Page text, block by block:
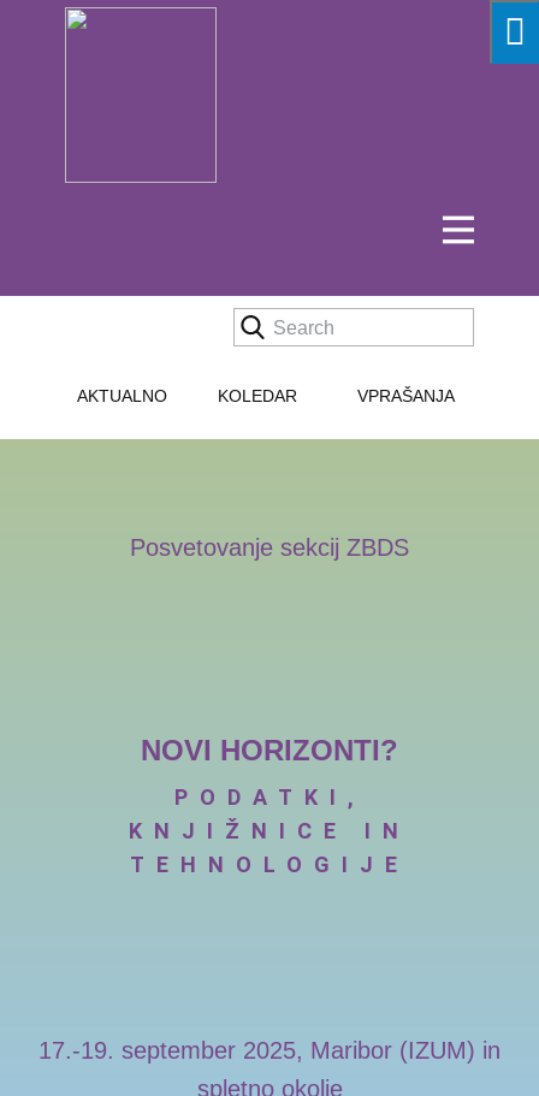
AKTUALNO KOLEDAR VPRAŠANJA
Posvetovanje sekcij ZBDS
NOVI HORIZONTI?
PODATKI,
KNJIŽNICE IN
TEHNOLOGIJE
17.-19. september 2025, Maribor (IZUM) in
spletno okolje